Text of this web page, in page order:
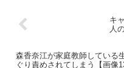
キ
人
森香奈江が家庭教師している
ぐり責めされてしまう【画像